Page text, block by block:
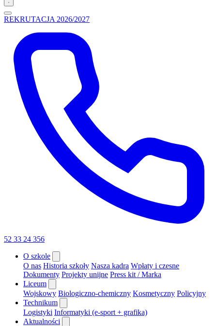
REKRUTACJA 2026/2027
52 33 24 356
O szkole
O nas Historia szkoły Nasza kadra Wpłaty i czesne
Dokumenty Projekty unijne Press kit / Marka
Liceum
Wojskowy Biologiczno-chemiczny Kosmetyczny Policyjny
Technikum
Logistyki Informatyki (e-sport + grafika)
Aktualności